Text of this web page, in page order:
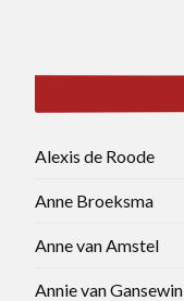
Alexis de Roode
Anne Broeksma
Anne van Amstel
Annie van